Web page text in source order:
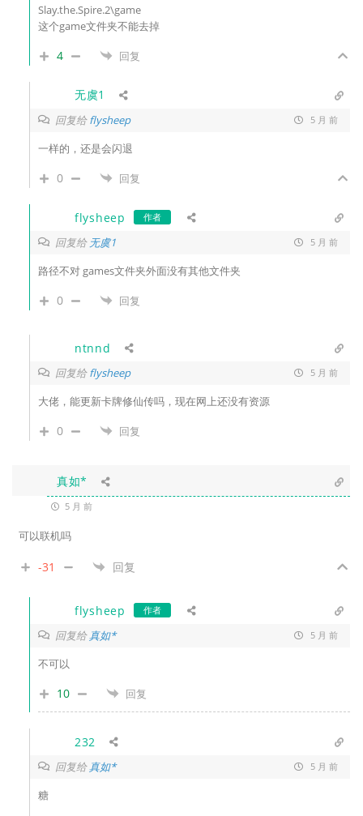
Slay.the.Spire.2\game
这个game文件夹不能去掉
4 回复
无虞1
回复给flysheep 5 月 前
一样的，还是会闪退
0 回复
flysheep 作者
回复给 无虞1 5 月 前
路径不对 games文件夹外面没有其他文件夹
0 回复
ntnnd
回复给flysheep 5 月 前
大佬，能更新卡牌修仙传吗，现在网上还没有资源
0 回复
真如*
5 月 前
可以联机吗
-31 回复
flysheep 作者
回复给真如* 5 月 前
不可以
10 回复
232
回复给真如* 5 月 前
糖